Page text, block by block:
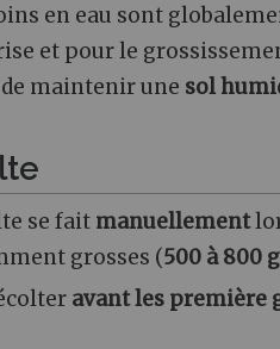
en eau sont
et pour le
maintenir une sol
se fait manuellement
grosses (500 à 800 g
avant les première